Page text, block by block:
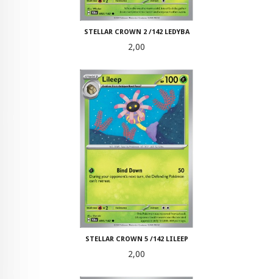
STELLAR CROWN 2 /142 LEDYBA
Pris
2,00
STELLAR CROWN 5 /142 LILEEP
Pris
2,00